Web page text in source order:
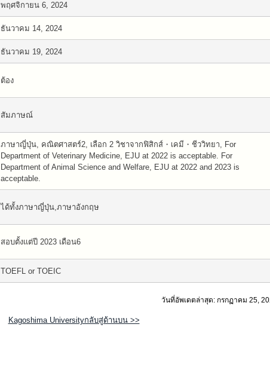
พฤศจิกายน 6, 2024
ธันวาคม 14, 2024
ธันวาคม 19, 2024
ต้อง
สัมภาษณ์
ภาษาญี่ปุ่น, คณิตศาสตร์2, เลือก 2 วิชาจากฟิสิกส์・เคมี・ชีววิทยา, For
Department of Veterinary Medicine, EJU at 2022 is acceptable. For
Department of Animal Science and Welfare, EJU at 2022 and 2023 is
acceptable.
ได้ทั้งภาษาญี่ปุ่น,ภาษาอังกฤษ
สอบตั้งแต่ปี 2023 เดือน6
TOEFL or TOEIC
วันที่อัพเดตล่าสุด: กรกฏาคม 25,
Kagoshima Universityกลับสู่ด้านบน >>